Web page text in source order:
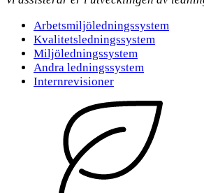
Arbetsmiljöledningssystem
Kvalitetsledningssystem
Miljöledningssystem
Andra ledningssystem
Internrevisioner